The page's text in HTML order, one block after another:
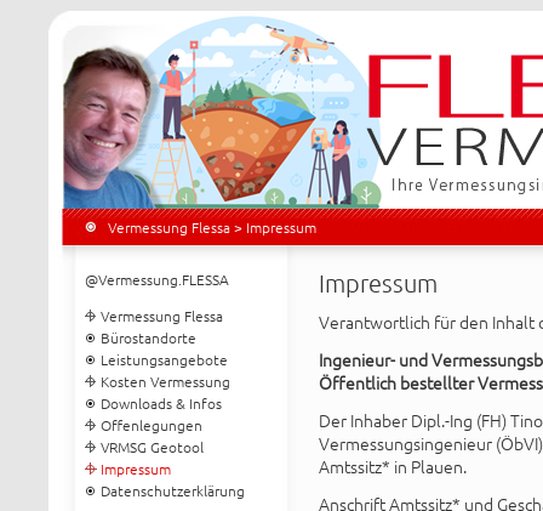
Vermessung Flessa> Impressum
@Vermessung.FLESSA
Vermessung Flessa
Bürostandorte
Leistungsangebote
Kosten Vermessung
Downloads & Infos
Offenlegungen
VRMSG Geotool
Impressum
Datenschutzerklärung
Impressum
Verantwortlich für den Inhalt
Ingenieur- und
Öffentlich bestellter
Der Inhaber Dipl.-Ing (FH)
Vermessungsingenieur
Amtssitz* in Plauen.
Anschrift Amtssitz* und